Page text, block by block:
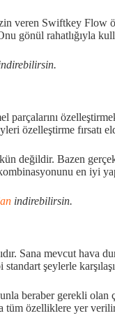
veren Swiftkey
gönül rahatlığıyla
parçalarını
özelleştirme fırsatı
değildir. Bazen
en iyi
indirebilirsin.
Sana mevcut
şeylerle
beraber gerekli olan
tüm özelliklere yer